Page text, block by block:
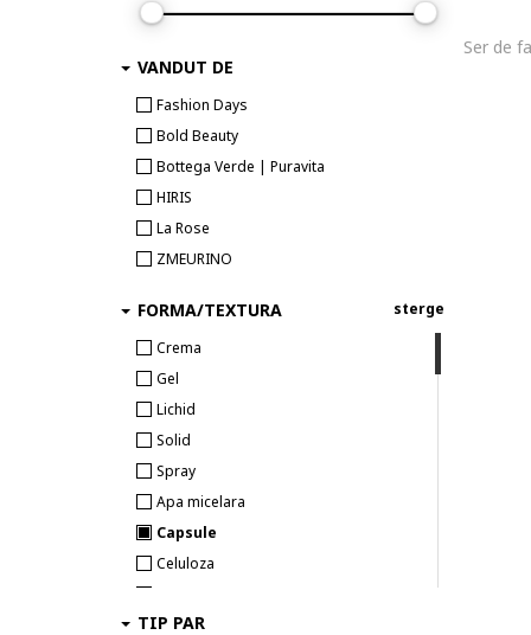
VANDUT DE
Fashion Days
Bold Beauty
Bottega Verde | Puravita
HIRIS
La Rose
ZMEURINO
FORMA/TEXTURA
Crema
Gel
Lichid
Solid
Spray
Apa micelara
Capsule
Celuloza
Compact
sterge
TIP PAR